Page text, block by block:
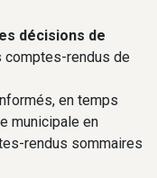
décisions de
comptes-rendus de
en temps
municipale en
rendus sommaires